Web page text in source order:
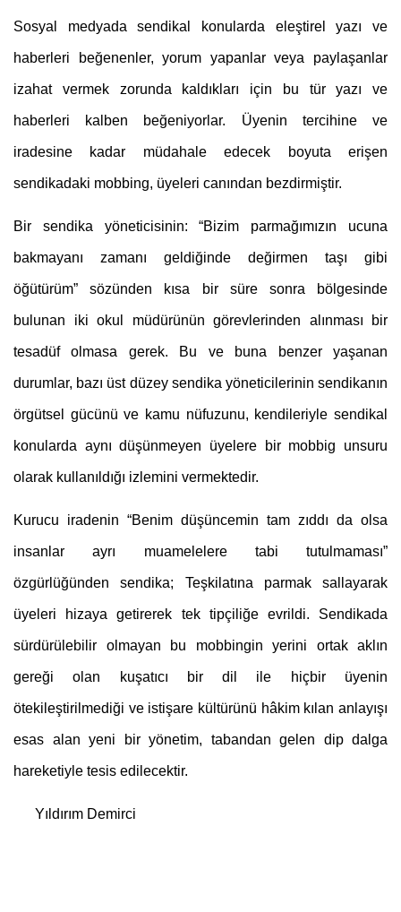
Sosyal medyada sendikal konularda eleştirel yazı ve
haberleri beğenenler, yorum yapanlar veya paylaşanlar
izahat vermek zorunda kaldıkları için bu tür yazı ve
haberleri kalben beğeniyorlar. Üyenin tercihine ve
iradesine kadar müdahale edecek boyuta erişen
sendikadaki mobbing, üyeleri canından bezdirmiştir.
Bir sendika yöneticisinin: “Bizim parmağımızın ucuna
bakmayanı zamanı geldiğinde değirmen taşı gibi
öğütürüm” sözünden kısa bir süre sonra bölgesinde
bulunan iki okul müdürünün görevlerinden alınması bir
tesadüf olmasa gerek. Bu ve buna benzer yaşanan
durumlar, bazı üst düzey sendika yöneticilerinin sendikanın
örgütsel gücünü ve kamu nüfuzunu, kendileriyle sendikal
konularda aynı düşünmeyen üyelere bir mobbig unsuru
olarak kullanıldığı izlemini vermektedir.
Kurucu iradenin “Benim düşüncemin tam zıddı da olsa
insanlar ayrı muamelelere tabi tutulmaması”
özgürlüğünden sendika; Teşkilatına parmak sallayarak
üyeleri hizaya getirerek tek tipçiliğe evrildi. Sendikada
sürdürülebilir olmayan bu mobbingin yerini ortak aklın
gereği olan kuşatıcı bir dil ile hiçbir üyenin
ötekileştirilmediği ve istişare kültürünü hâkim kılan anlayışı
esas alan yeni bir yönetim, tabandan gelen dip dalga
hareketiyle tesis edilecektir.
Yıldırım Demirci